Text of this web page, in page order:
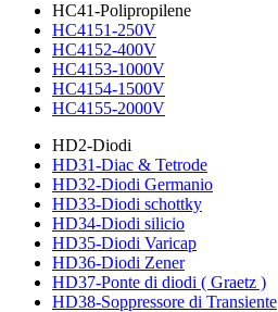
HC41-Polipropilene
HC4151-250V
HC4152-400V
HC4153-1000V
HC4154-1500V
HC4155-2000V
HD2-Diodi
HD31-Diac & Tetrode
HD32-Diodi Germanio
HD33-Diodi schottky
HD34-Diodi silicio
HD35-Diodi Varicap
HD36-Diodi Zener
HD37-Ponte di diodi ( Graetz )
HD38-Soppressore di Transiente